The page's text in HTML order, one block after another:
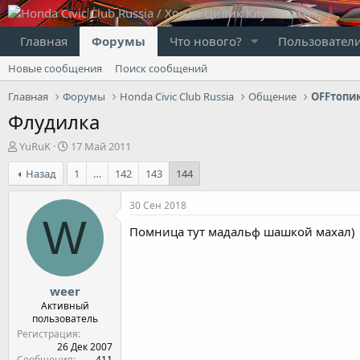
Главная Форумы Что нового?
Новые сообщения
Поиск сообщений
Главная
Форумы Honda Civic Club Russia Общение
Флудилка
А
в
т
о
YuRuK
Д
а
а
н
ч
а
а
17 Май 2011
Назад
1 … 142 143 144
W
weer
Активный
пользователь
Регистрация
26 Дек 2007
30 Сен 2018
Помница тут мадальф шашкой махал)